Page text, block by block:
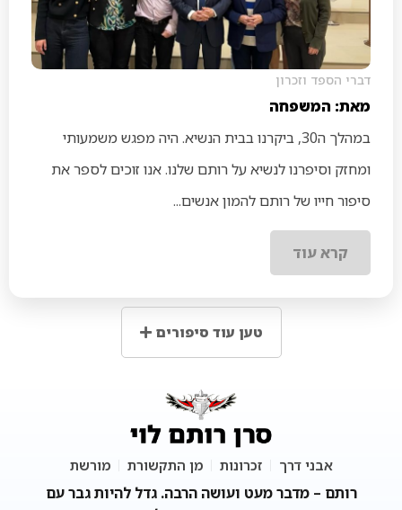
דברי הספד וזכרון
מאת: המשפחה
במהלך ה30, ביקרנו בבית הנשיא. היה מפגש משמעותי
ומחזק וסיפרנו לנשיא על רותם שלנו. אנו זוכים לספר את
סיפור חייו של רותם להמון אנשים...
קרא עוד
טען עוד סיפורים
אבני דרך זכרונות מן התקשורת מורשת
רותם – מדבר מעט ועושה הרבה. גדל להיות גבר עם